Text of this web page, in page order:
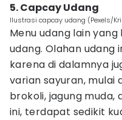
5. Capcay Udang
Ilustrasi capcay udang (Pexels/
Menu udang lain
udang. Olahan udang
karena di dalamnya
varian sayuran, mulai
brokoli, jagung muda,
ini, terdapat sedikit